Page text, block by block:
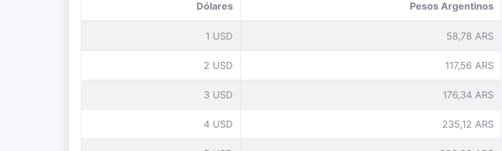
Dólares Pesos Argentinos
1 USD 58,78 ARS
2 USD 117,56 ARS
3 USD 176,34 ARS
4 USD 235,12 ARS